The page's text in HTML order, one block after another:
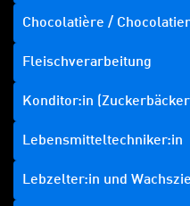
Chocolatière / Chocolatier
Fleischverarbeitung
Konditor:in
Lebensmitteltechniker:in
Lebzelter:in und